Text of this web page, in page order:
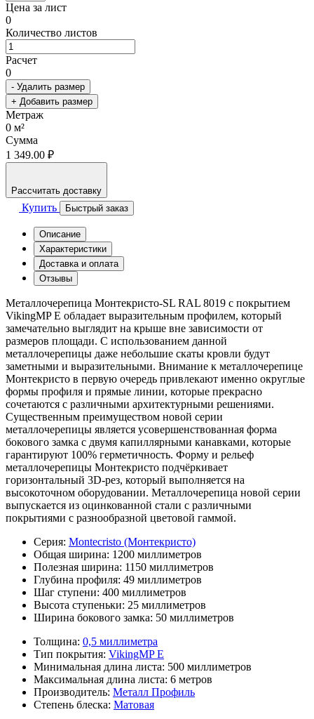
Цена за лист
0
Количество листов
Расчет
0
- Удалить размер
+ Добавить размер
Метраж
0 м²
Сумма
1 349.00 ₽
Рассчитать доставку
Купить Быстрый заказ
Описание
Характеристики
Доставка и оплата
Отзывы
Металлочерепица Монтекристо-SL RAL 8019 с покрытием
VikingMP E обладает выразительным профилем, который
замечательно выглядит на крыше вне зависимости от
размеров площади. С использованием данной
металлочерепицы даже небольшие скаты кровли будут
заметными и выразительными. Внимание к металлочерепице
Монтекристо в первую очередь привлекают именно округлые
формы профиля и прямые линии, которые прекрасно
сочетаются с различными архитектурными решениями.
Существенным преимуществом новой серии
металлочерепицы является усовершенствованная форма
бокового замка с двумя капиллярными канавками, которые
гарантируют 100% герметичность. Форму и рельеф
металлочерепицы Монтекристо подчёркивает
горизонтальный 3D-рез, который выполняется на
высокоточном оборудовании. Металлочерепица новой серии
выпускается из оцинкованной стали с различными
покрытиями с разнообразной цветовой гаммой.
Серия: Montecristo (Монтекристо)
Общая ширина: 1200 миллиметров
Полезная ширина: 1150 миллиметров
Глубина профиля: 49 миллиметров
Шаг ступени: 400 миллиметров
Высота ступеньки: 25 миллиметров
Ширина бокового замка: 50 миллиметров
Толщина: 0,5 миллиметра
Тип покрытия: VikingMP E
Минимальная длина листа: 500 миллиметров
Максимальная длина листа: 6 метров
Производитель: Металл Профиль
Степень блеска: Матовая